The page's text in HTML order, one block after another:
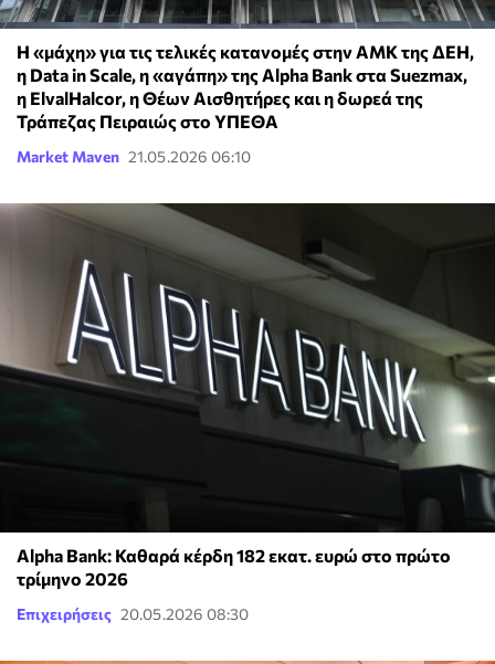
Η «μάχη» για τις τελικές κατανομές στην ΑΜΚ της ΔΕΗ,
η Data in Scale, η «αγάπη» της Alpha Bank στα Suezmax,
η ElvalHalcor, η Θέων Αισθητήρες και η δωρεά της
Τράπεζας Πειραιώς στο ΥΠΕΘΑ
Market Maven 21.05.2026 06:10
Alpha Bank: Καθαρά κέρδη 182 εκατ. ευρώ στο πρώτο
τρίμηνο 2026
Επιχειρήσεις 20.05.2026 08:30